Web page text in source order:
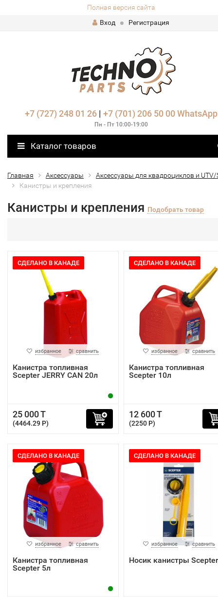
Полная версия сайта
Вход
Регистрация
+7 (727) 248 01 26| +7 (701) 206 50 00 WhatsApp
Пн - Пт 10:00-19:00
Каталог товаров
Главная Аксессуары
Аксессуары для квадроциклов и UTV/
Канистры и крепления
Канистры и крепления Подобрать товар
СДЕЛАНО В КАНАДЕ
избранное сравнить
Канистра топливная
Scepter JERRY CAN 20л
25 000 T
(4464.29 P)
СДЕЛАНО В КАНАДЕ
избранное сравнить
Канистра топливная
Scepter 10л
12 600 T
(2250 P)
СДЕЛАНО В КАНАДЕ
избранное сравнить
Канистра топливная
Scepter 5л
СДЕЛАНО В КАНАДЕ
избранное сравнить
Носик канистры Scepter